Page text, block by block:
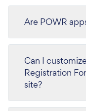
Are POWR
Can I
Registration Form app on my
site?